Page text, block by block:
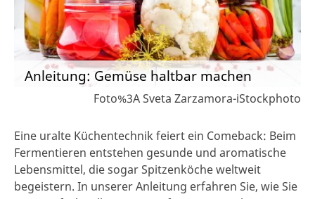
Anleitung: Gemüse haltbar machen
Foto%3A Sveta Zarzamora-iStockphoto
Eine uralte Küchentechnik feiert ein Comeback: Beim
Fermentieren entstehen gesunde und aromatische
Lebensmittel, die sogar Spitzenköche weltweit
begeistern. In unserer Anleitung erfahren Sie, wie Sie